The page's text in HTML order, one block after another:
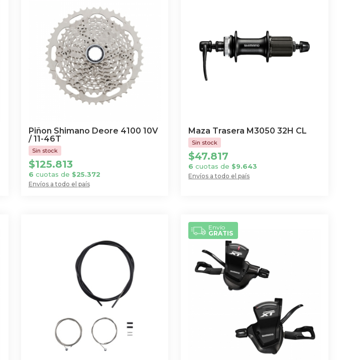
Piñon Shimano Deore 4100 10V
/ 11-46T
Envíos a todo el país
$125.813
6 cuotas de $25.372
Maza Trasera M3050 32H CL
Envíos a todo el país
$47.817
6 cuotas de $9.643
Envío
GRATIS